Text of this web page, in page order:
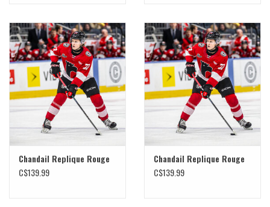
Chandail Replique Rouge
C$139.99
Chandail Replique Rouge
C$139.99